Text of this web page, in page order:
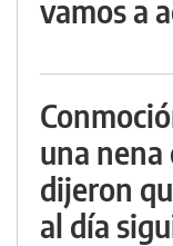
vamos a
una nena
dijeron
al día